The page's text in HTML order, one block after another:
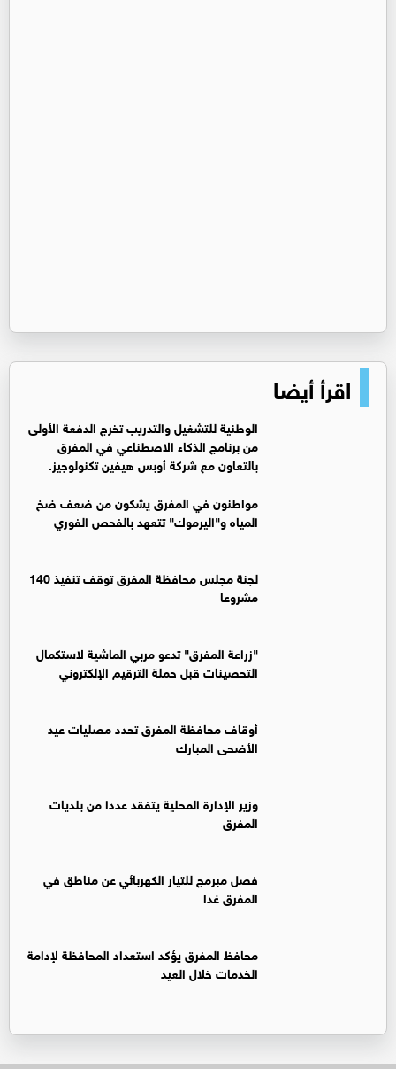
اقرأ أيضا
الوطنية للتشغيل والتدريب تخرج الدفعة الأولى
من برنامج الذكاء الاصطناعي في المفرق
بالتعاون مع شركة أوبس هيفين تكنولوجيز.
مواطنون في المفرق يشكون من ضعف ضخ
المياه و"اليرموك" تتعهد بالفحص الفوري
لجنة مجلس محافظة المفرق توقف تنفيذ 140
مشروعا
"زراعة المفرق" تدعو مربي الماشية لاستكمال
التحصينات قبل حملة الترقيم الإلكتروني
أوقاف محافظة المفرق تحدد مصليات عيد
الأضحى المبارك
وزير الإدارة المحلية يتفقد عددا من بلديات
المفرق
فصل مبرمج للتيار الكهربائي عن مناطق في
المفرق غدا
محافظ المفرق يؤكد استعداد المحافظة لإدامة
الخدمات خلال العيد